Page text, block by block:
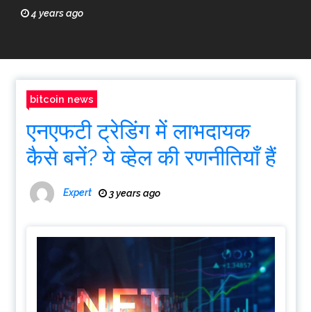
4 years ago
bitcoin news
एनएफटी ट्रेडिंग में लाभदायक
कैसे बनें? ये व्हेल की रणनीतियाँ हैं
Expert 3 years ago